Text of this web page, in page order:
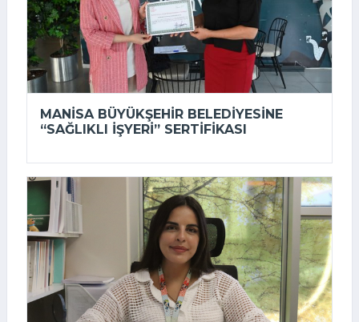
MANISA BÜYÜKŞEHIR BELEDIYESINE
“SAĞLIKLI İŞYERI” SERTIFIKASI